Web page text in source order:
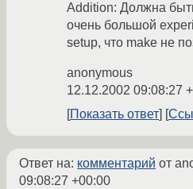
Addition: Должна
очень большой
setup, что make не
anonymous
12.12.2002 09:08:27
Показать ответ
Ответ на: комментарий от
09:08:27 +00:00